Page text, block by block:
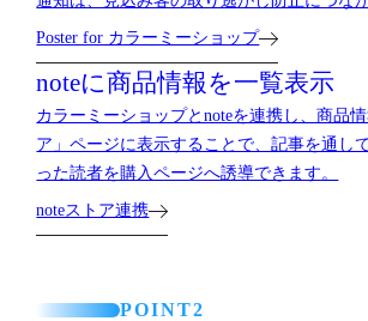
Poster for カラーミーショップ
noteに商品情報を一覧表示
カラーミーショップとnoteを連携し、商品
ア」ページに表示することで、記事を通し
った読者を購入ページへ誘導できます。
noteストア連携
POINT2